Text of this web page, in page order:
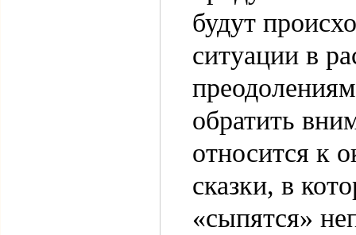
будут
ситуации в
обратить
относится к
сказки, в
«сыпятся»